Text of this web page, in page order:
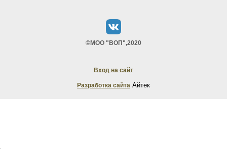
©МОО "ВОП",2020
Вход на сайт
Разработка сайта Айтек